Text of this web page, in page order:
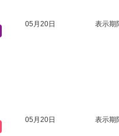
05月20日 表示期
05月20日 表示期